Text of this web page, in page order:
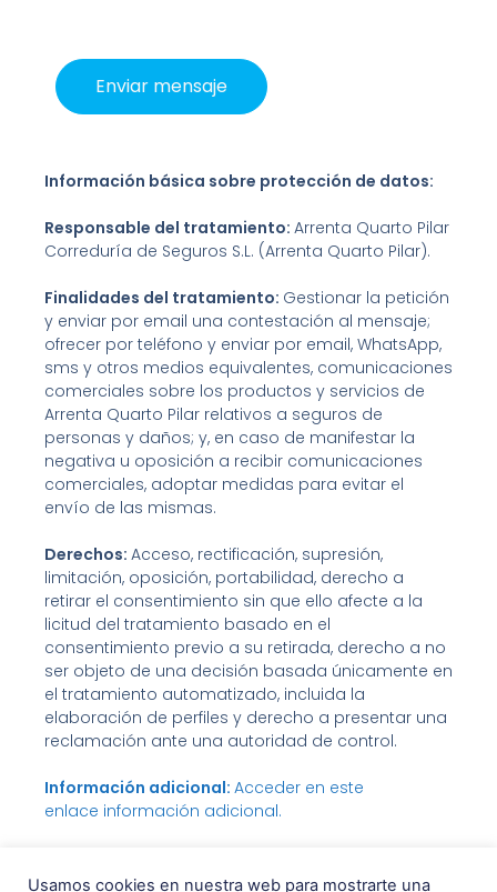
Información básica sobre protección de datos:
Responsable del tratamiento: Arrenta Quarto Pilar
Correduría de Seguros S.L. (Arrenta Quarto Pilar).
Finalidades del tratamiento: Gestionar la petición
y enviar por email una contestación al mensaje;
ofrecer por teléfono y enviar por email, WhatsApp,
sms y otros medios equivalentes, comunicaciones
comerciales sobre los productos y servicios de
Arrenta Quarto Pilar relativos a seguros de
personas y daños; y, en caso de manifestar la
negativa u oposición a recibir comunicaciones
comerciales, adoptar medidas para evitar el
envío de las mismas.
Derechos: Acceso, rectificación, supresión,
limitación, oposición, portabilidad, derecho a
retirar el consentimiento sin que ello afecte a la
licitud del tratamiento basado en el
consentimiento previo a su retirada, derecho a no
ser objeto de una decisión basada únicamente en
el tratamiento automatizado, incluida la
elaboración de perfiles y derecho a presentar una
reclamación ante una autoridad de control.
Información adicional: Acceder en este
enlace información adicional.
Usamos cookies en nuestra web para mostrarte una